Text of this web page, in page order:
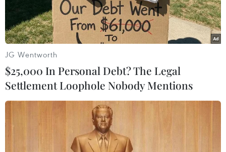
TIN LIÊN QUAN
JG Wentworth
$25,000 In Personal Debt? The Legal
Settlement Loophole Nobody Mentions